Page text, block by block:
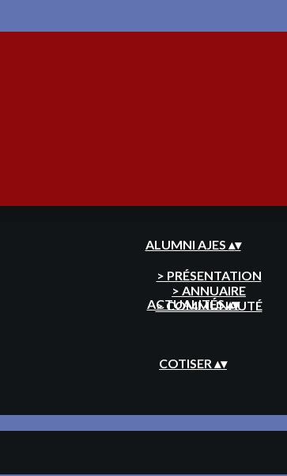
ALUMNI AJES ▴▾
> PRÉSENTATION
> ANNUAIRE
> COMMUNAUTÉ
ACTUALITÉS▴▾
COTISER▴▾